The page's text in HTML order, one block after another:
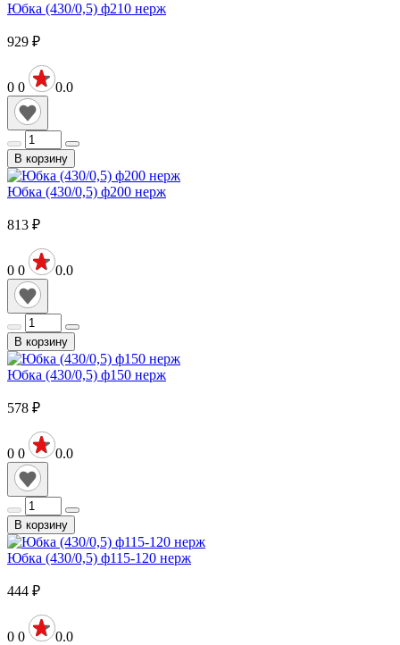
Юбка (430/0,5) ф210 нерж
929 ₽
0 0 0.0
В корзину
Юбка (430/0,5) ф200 нерж
813 ₽
0 0 0.0
В корзину
Юбка (430/0,5) ф150 нерж
578 ₽
0 0 0.0
В корзину
Юбка (430/0,5) ф115-120 нерж
444 ₽
0 0 0.0